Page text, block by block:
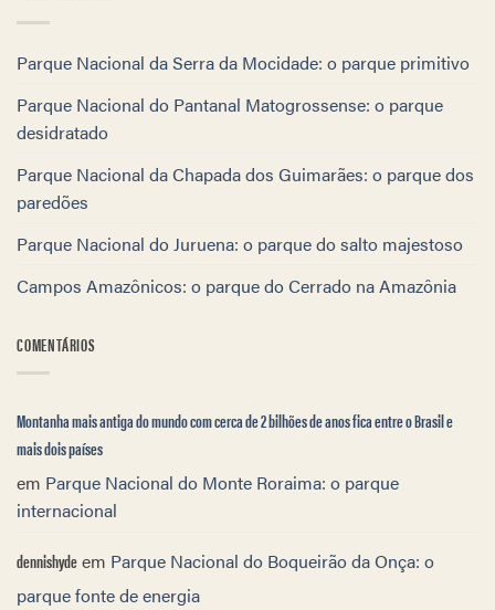
Parque Nacional da Serra da Mocidade: o parque primitivo
Parque Nacional do Pantanal Matogrossense: o parque
desidratado
Parque Nacional da Chapada dos Guimarães: o parque dos
paredões
Parque Nacional do Juruena: o parque do salto majestoso
Campos Amazônicos: o parque do Cerrado na Amazônia
COMENTÁRIOS
Montanha mais antiga do mundo com cerca de 2 bilhões de anos fica entre o Brasil e
mais dois países
em Parque Nacional do Monte Roraima: o parque
internacional
dennishydeem Parque Nacional do Boqueirão da Onça: o
parque fonte de energia